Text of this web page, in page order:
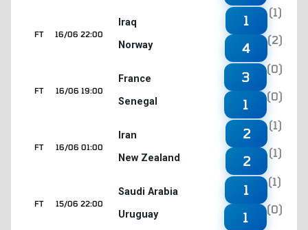
16/06 22:00
FT
Iraq
Norway
1
(1)
4
(2)
16/06 19:00
FT
France
Senegal
3
(0)
1
(0)
16/06 01:00
FT
Iran
New Zealand
2
(1)
2
(1)
15/06 22:00
FT
Saudi Arabia
Uruguay
1
(1)
1
(0)